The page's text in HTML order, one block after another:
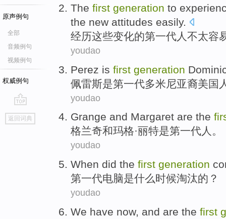
原声例句
全部
音频例句
视频例句
权威例句
go
top
返回词典
The first generation to
the new attitudes easily.
经历这些变化的第一代人 不太容
youdao
Perez is first generation
佩雷斯是第一代多米尼亚裔美国
youdao
Grange and Margaret are the
格兰奇和玛格·丽特是第一代人 。
youdao
When did the first generation
第一代电脑是什么时候淘汰的？
youdao
We have now, and are the first